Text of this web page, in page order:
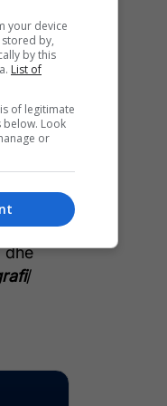
me
dhe
dhe
/
your device
by,
by this
List of
of legitimate
below. Look
or